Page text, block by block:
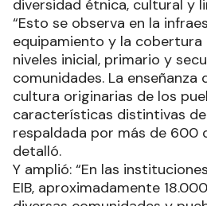
diversidad étnica, cultural y
“Esto se observa en la
equipamiento y la cobertura
niveles inicial, primario y
comunidades. La enseñanza
cultura originarias de los
características distintivas
respaldada por más de 600
detalló.
Y amplió: “En las
EIB, aproximadamente